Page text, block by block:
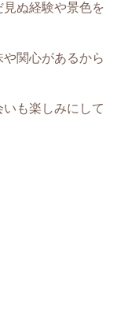
ぬ経験や景色を
関心があるから
も楽しみにして